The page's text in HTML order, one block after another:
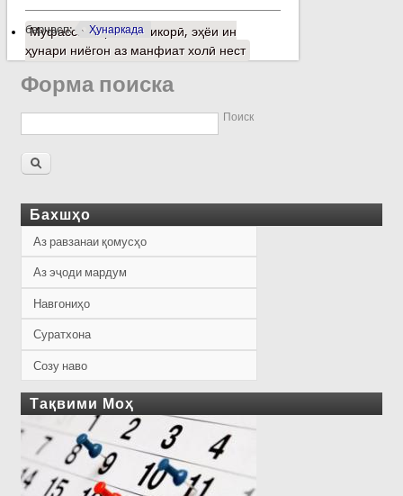
барчасп: Ҳунаркада
Муфассалтаро Кошикорӣ, эҳёи ин
ҳунари ниёгон аз манфиат холӣ нест
Форма поиска
Поиск
Бахшҳо
Аз равзанаи қомусҳо
Аз эҷоди мардум
Навгониҳо
Суратхона
Созу наво
Тақвими Моҳ